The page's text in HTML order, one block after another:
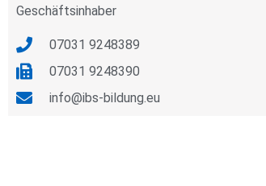
Geschäftsinhaber
07031 9248389
07031 9248390
info@ibs-bildung.eu